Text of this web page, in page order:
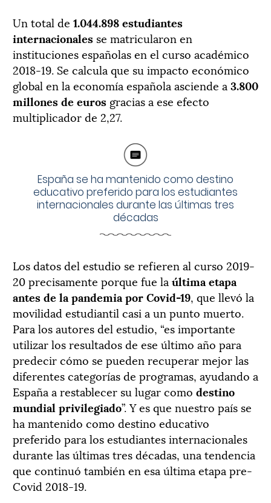
Un total de 1.044.898 estudiantes
internacionales se matricularon en
instituciones españolas en el curso académico
2018-19. Se calcula que su impacto económico
global en la economía española asciende a 3.800
millones de euros gracias a ese efecto
multiplicador de 2,27.
España se ha mantenido como destino
educativo preferido para los estudiantes
internacionales durante las últimas tres
décadas
Los datos del estudio se refieren al curso 2019-
20 precisamente porque fue la última etapa
antes de la pandemia por Covid-19, que llevó la
movilidad estudiantil casi a un punto muerto.
Para los autores del estudio, “es importante
utilizar los resultados de ese último año para
predecir cómo se pueden recuperar mejor las
diferentes categorías de programas, ayudando a
España a restablecer su lugar como destino
mundial privilegiado”. Y es que nuestro país se
ha mantenido como destino educativo
preferido para los estudiantes internacionales
durante las últimas tres décadas, una tendencia
que continuó también en esa última etapa pre-
Covid 2018-19.